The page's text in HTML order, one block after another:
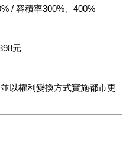
/ 容積率300%、400%
元
以權利變換方式實施都市更